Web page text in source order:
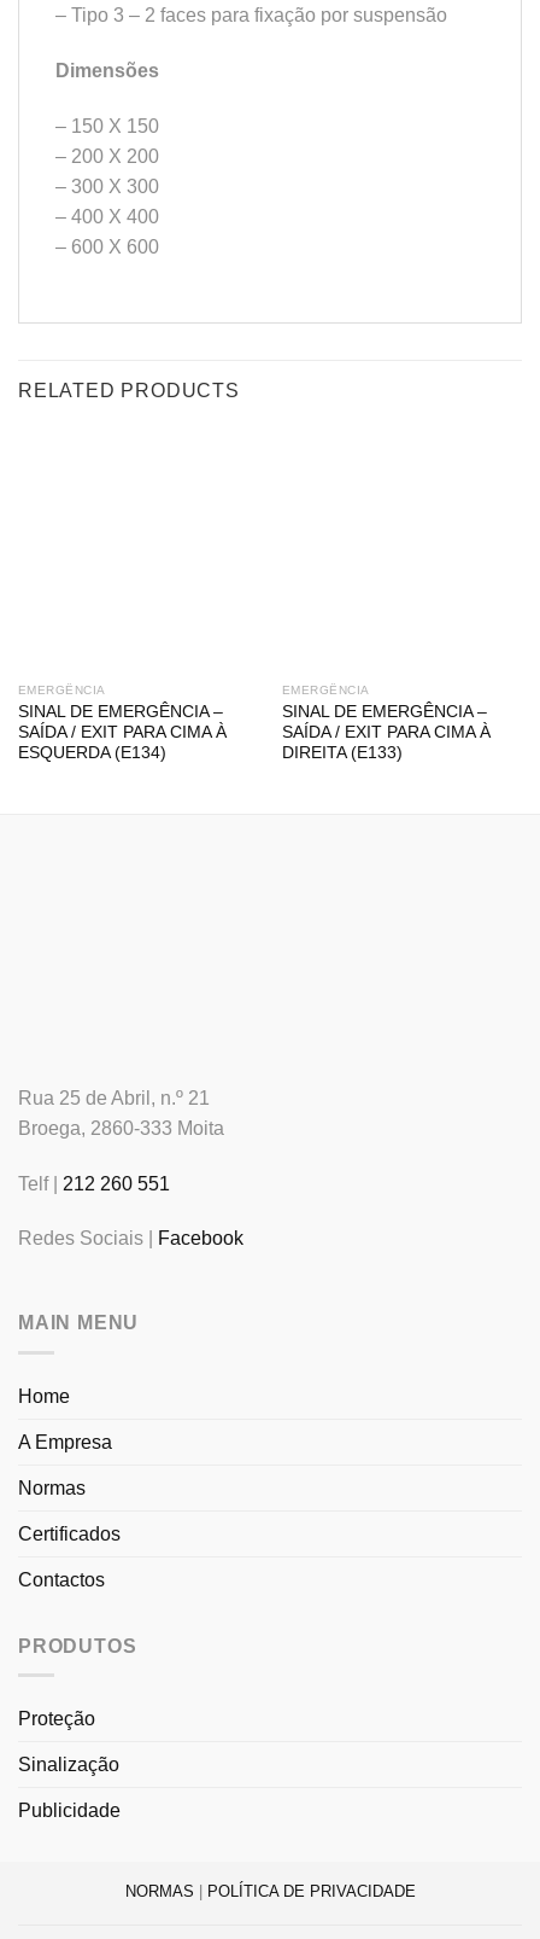
– Tipo 3 – 2 faces para fixação por suspensão
Dimensões
– 150 X 150
– 200 X 200
– 300 X 300
– 400 X 400
– 600 X 600
RELATED PRODUCTS
EMERGÊNCIA
SINAL DE EMERGÊNCIA –
SAÍDA / EXIT PARA CIMA À
ESQUERDA (E134)
EMERGÊNCIA
SINAL DE EMERGÊNCIA –
SAÍDA / EXIT PARA CIMA À
DIREITA (E133)
Rua 25 de Abril, n.º 21
Broega, 2860-333 Moita
Telf | 212 260 551
Redes Sociais | Facebook
MAIN MENU
Home
A Empresa
Normas
Certificados
Contactos
PRODUTOS
Proteção
Sinalização
Publicidade
NORMAS POLÍTICA DE PRIVACIDADE